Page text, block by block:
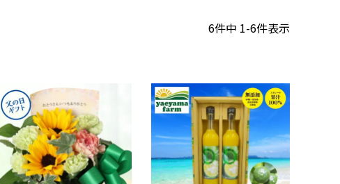
6件中 1-6件表示